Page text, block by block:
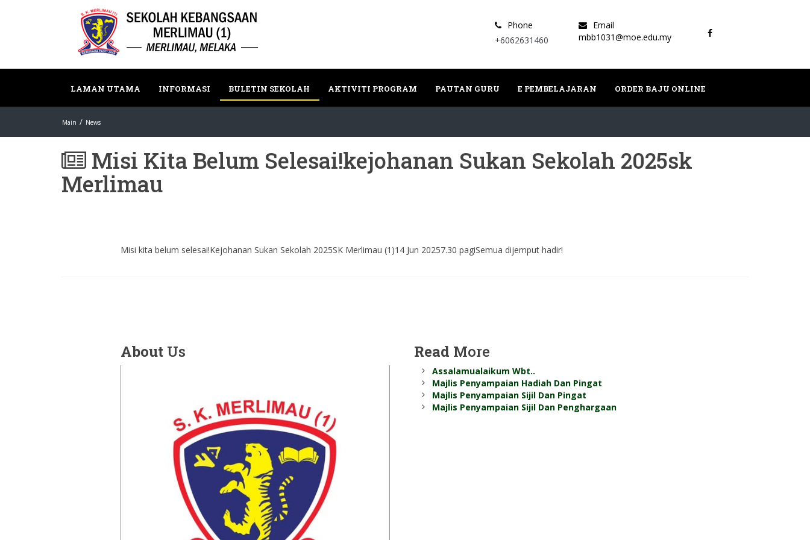
Email
mbb1031@moe.edu.my
Phone
+6062631460
LAMAN UTAMA INFORMASI BULETIN SEKOLAH AKTIVITI PROGRAM PAUTAN GURU E PEMBELAJARAN ORDER BAJU ONLINE
Main News
Misi Kita Belum Selesai!kejohanan Sukan Sekolah 2025sk
Merlimau
Misi kita belum selesai!Kejohanan Sukan Sekolah 2025SK Merlimau (1)14 Jun 20257.30 pagiSemua dijemput hadir!
AboutUs Read More
Assalamualaikum Wbt..
Majlis Penyampaian Hadiah Dan Pingat
Majlis Penyampaian Sijil Dan Pingat
Majlis Penyampaian Sijil Dan Penghargaan